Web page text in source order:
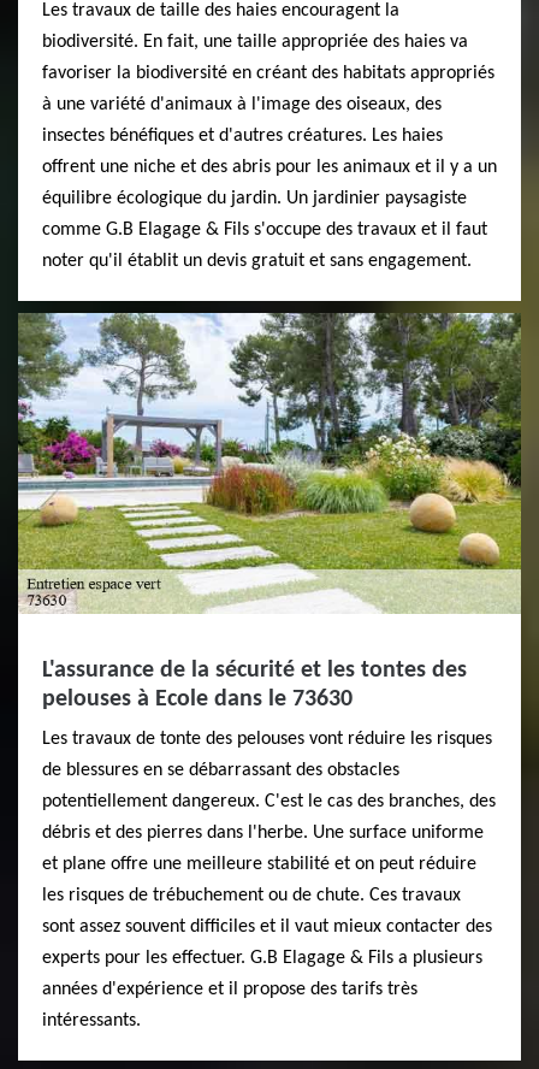
Les travaux de taille des haies encouragent la
biodiversité. En fait, une taille appropriée des haies va
favoriser la biodiversité en créant des habitats appropriés
à une variété d'animaux à l'image des oiseaux, des
insectes bénéfiques et d'autres créatures. Les haies
offrent une niche et des abris pour les animaux et il y a un
équilibre écologique du jardin. Un jardinier paysagiste
comme G.B Elagage & Fils s'occupe des travaux et il faut
noter qu'il établit un devis gratuit et sans engagement.
L'assurance de la sécurité et les tontes des
pelouses à Ecole dans le 73630
Les travaux de tonte des pelouses vont réduire les risques
de blessures en se débarrassant des obstacles
potentiellement dangereux. C'est le cas des branches, des
débris et des pierres dans l'herbe. Une surface uniforme
et plane offre une meilleure stabilité et on peut réduire
les risques de trébuchement ou de chute. Ces travaux
sont assez souvent difficiles et il vaut mieux contacter des
experts pour les effectuer. G.B Elagage & Fils a plusieurs
années d'expérience et il propose des tarifs très
intéressants.